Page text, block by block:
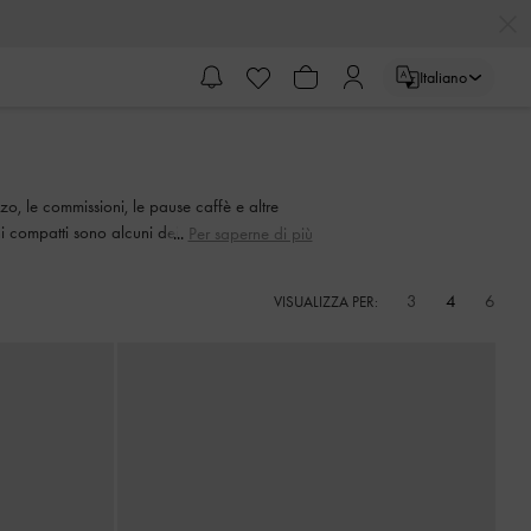
Italiano
le commissioni, le pause caffè e altre
compatti sono alcuni dei numerosi vantaggi
Per saperne di più
VISUALIZZA PER: 3 4 6